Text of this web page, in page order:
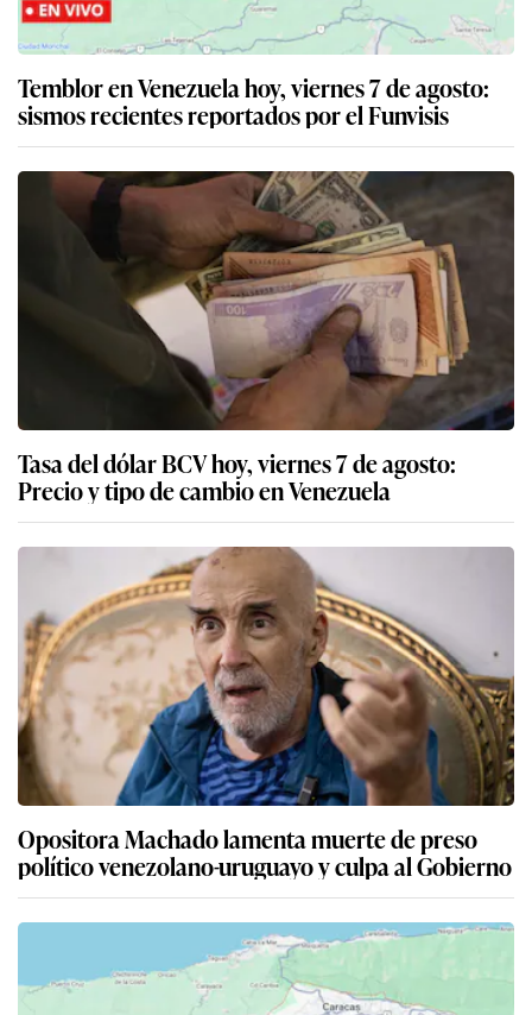
Temblor en Venezuela hoy, viernes 7 de agosto:
sismos recientes reportados por el Funvisis
Tasa del dólar BCV hoy, viernes 7 de agosto:
Precio y tipo de cambio en Venezuela
Opositora Machado lamenta muerte de preso
político venezolano-uruguayo y culpa al Gobierno